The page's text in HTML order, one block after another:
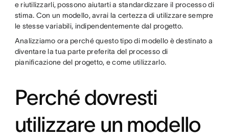
e riutilizzarli, possono aiutarti a standardizzare il processo di
stima. Con un modello, avrai la certezza di utilizzare sempre
le stesse variabili, indipendentemente dal progetto.
Analizziamo ora perché questo tipo di modello è destinato a
diventare la tua parte preferita del processo di
pianificazione del progetto, e come utilizzarlo.
Perché dovresti
utilizzare un modello